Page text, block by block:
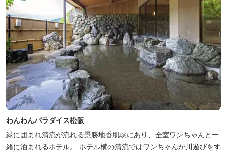
わんわんパラダイス松阪
緑に囲まれ清流が流れる景勝地香肌峡にあり、全室ワンちゃんと一
緒に泊まれるホテル。 ホテル横の清流ではワンちゃんが川遊びをす